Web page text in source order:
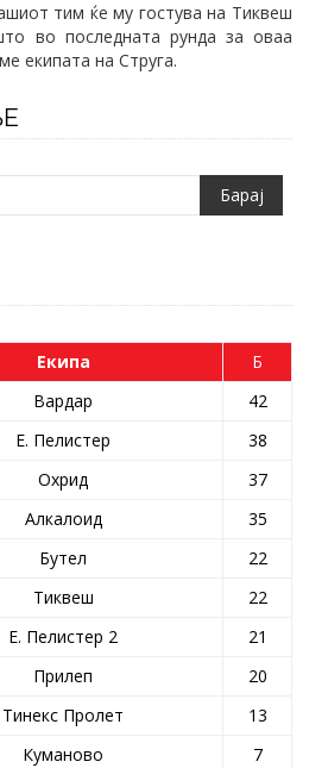
тим ќе му гостува на Тиквеш
во последната рунда за оваа
екипата на Струга.
Екипа
Б
Вардар
42
Е. Пелистер
38
Охрид
37
Алкалоид
35
Бутел
22
Тиквеш
22
Е. Пелистер 2
21
Прилеп
20
Тинекс Пролет
13
Куманово
7